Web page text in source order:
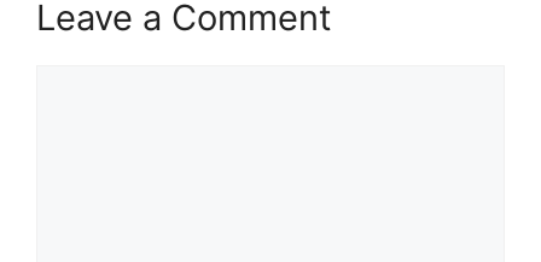
Leave a Comment